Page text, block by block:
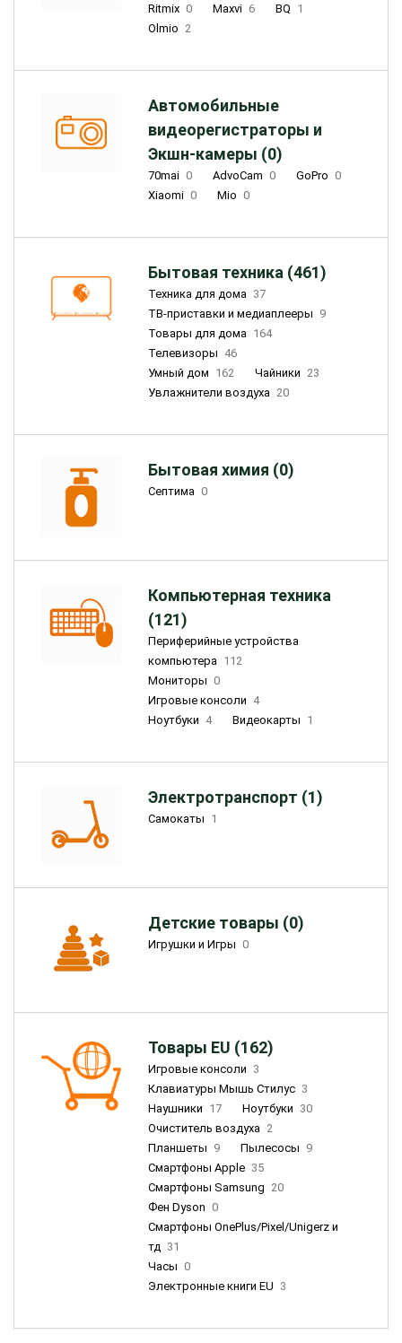
Ritmix 0 Maxvi 6 BQ 1
Olmio 2
Автомобильные
видеорегистраторы и
Экшн-камеры (0)
70mai 0 AdvoCam 0 GoPro 0
Xiaomi 0 Mio 0
Бытовая техника (461)
Техника для дома 37
ТВ-приставки и медиаплееры 9
Товары для дома 164
Телевизоры 46
Умный дом 162 Чайники 23
Увлажнители воздуха 20
Бытовая химия (0)
Септима 0
Компьютерная техника
(121)
Периферийные устройства
компьютера 112
Мониторы 0
Игровые консоли 4
Ноутбуки 4 Видеокарты 1
Электротранспорт (1)
Самокаты 1
Детские товары (0)
Игрушки и Игры 0
Товары EU (162)
Игровые консоли 3
Клавиатуры Мышь Стилус 3
Наушники 17 Ноутбуки 30
Очиститель воздуха 2
Планшеты 9 Пылесосы 9
Смартфоны Apple 35
Смартфоны Samsung 20
Фен Dyson 0
Смартфоны OnePlus/Pixel/Unigerz и
тд 31
Часы 0
Электронные книги EU 3